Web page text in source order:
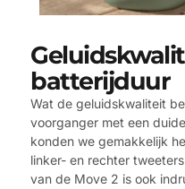
batterijduur
Wat de geluidskwaliteit
voorganger met een
konden we gemakkelijk
linker- en rechter
van de Move 2 is ook